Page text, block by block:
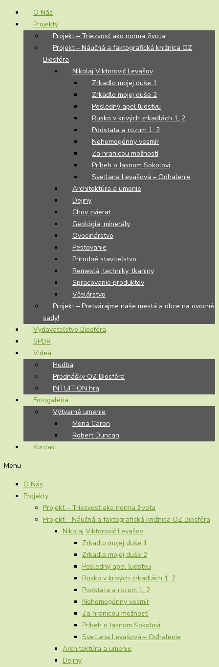
O Nás
Projekty
Projekt – Triezvosť ako norma života
Projekt – Náučná a faktografická knižnica OZ
Biosféra
Nikolaj Viktorovič Levašov
Zrkadlo mojej duše 1
Zrkadlo mojej duše 2
Posledný apel ľudstvu
Rusko v krivých zrkadlách 1, 2
Podstata a rozum 1, 2
Nehomogénny vesmír
Za hranicou možností
Príbeh o Jasnom Sokolovi
Svetlana Levašová – Odhalenie
Architektúra a umenie
Dejiny
Chov zvierat
Geológia, minerály
Ovocinárstvo
Pestovanie
Prírodné staviteľstvo
Remeslá, techniky, tkaniny
Spracovanie produktov
Včelárstvo
Projekt – Pretvárajme naše mestá a obce na ovocné
sady!
Vydavateľstvo Biosféra
SPDR
Videá
Hudba
Prednášky OZ Biosféra
INTUITION hra
Fotogaléria
Výtvarné umenie
Mona Caron
Robert Duncan
Kontakt
Menu
O Nás
Projekty
Projekt – Triezvosť ako norma života
Projekt – Náučná a faktografická knižnica OZ Biosféra
Nikolaj Viktorovič Levašov
Zrkadlo mojej duše 1
Zrkadlo mojej duše 2
Posledný apel ľudstvu
Rusko v krivých zrkadlách 1, 2
Podstata a rozum 1, 2
Nehomogénny vesmír
Za hranicou možností
Príbeh o Jasnom Sokolovi
Svetlana Levašová – Odhalenie
Architektúra a umenie
Dejiny